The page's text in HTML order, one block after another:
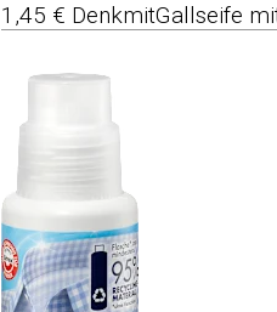
1,45 € DenkmitGallseife